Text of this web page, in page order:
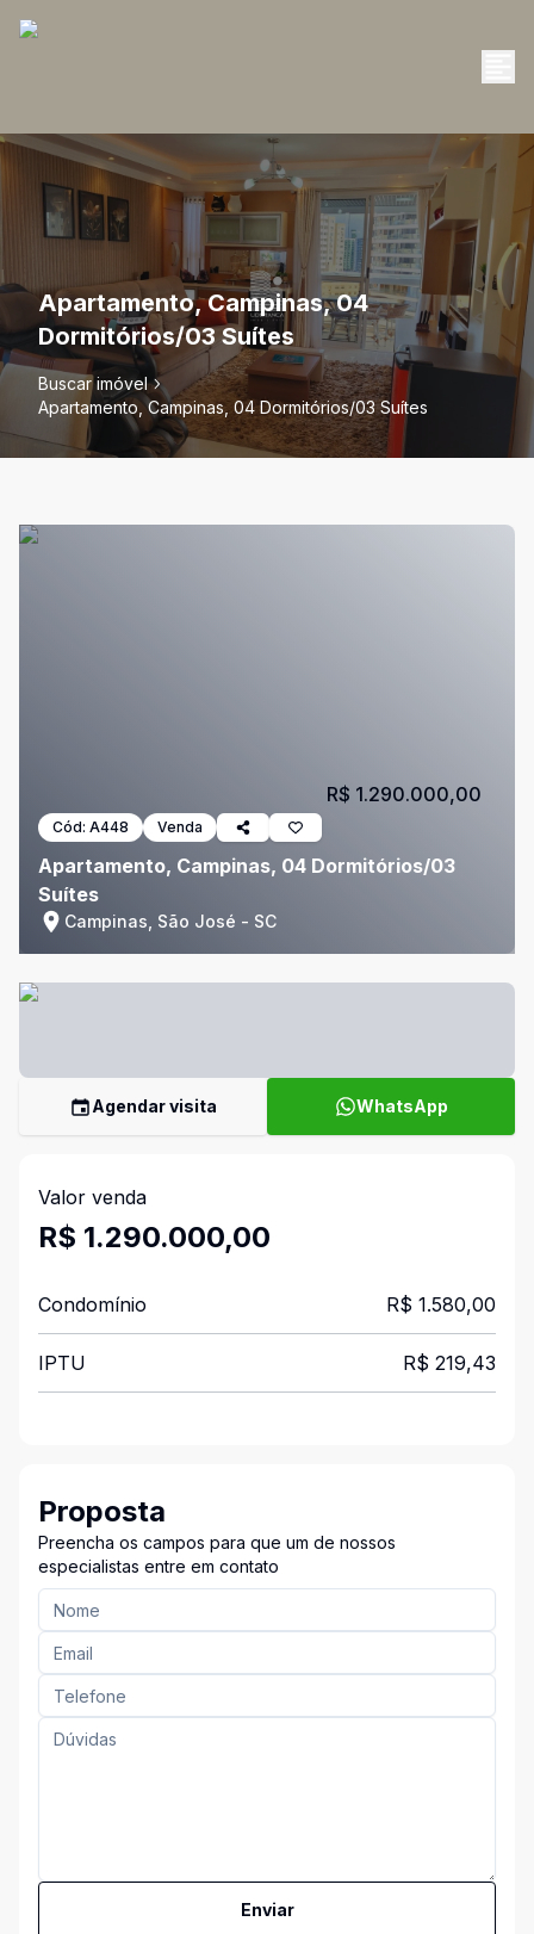
Apartamento, Campinas, 04
Dormitórios/03 Suítes
Buscar imóvel
Apartamento, Campinas, 04 Dormitórios/03 Suítes
Cód: A448 Venda
Apartamento, Campinas, 04 Dormitórios/03
Suítes
Campinas, São José - SC
R$ 1.290.000,00
Agendar visita WhatsApp
Valor venda
R$ 1.290.000,00
Condomínio R$ 1.580,00
IPTU R$ 219,43
Proposta
Preencha os campos para que um de nossos
especialistas entre em contato
Enviar